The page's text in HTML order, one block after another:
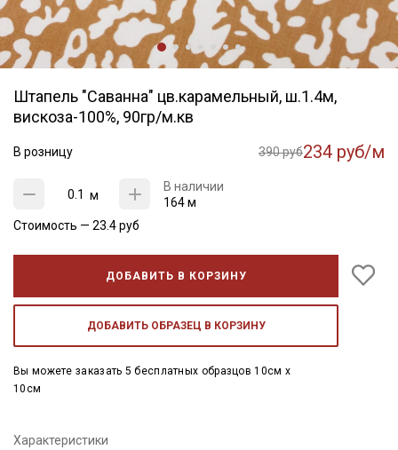
Штапель "Саванна" цв.карамельный, ш.1.4м,
вискоза-100%, 90гр/м.кв
В розницу 390 руб234 руб/м
м
В наличии
164 м
Стоимость — 23.4руб
ДОБАВИТЬ В КОРЗИНУ
ДОБАВИТЬ ОБРАЗЕЦ В КОРЗИНУ
Вы можете заказать 5 бесплатных образцов 10см x
10см
Характеристики